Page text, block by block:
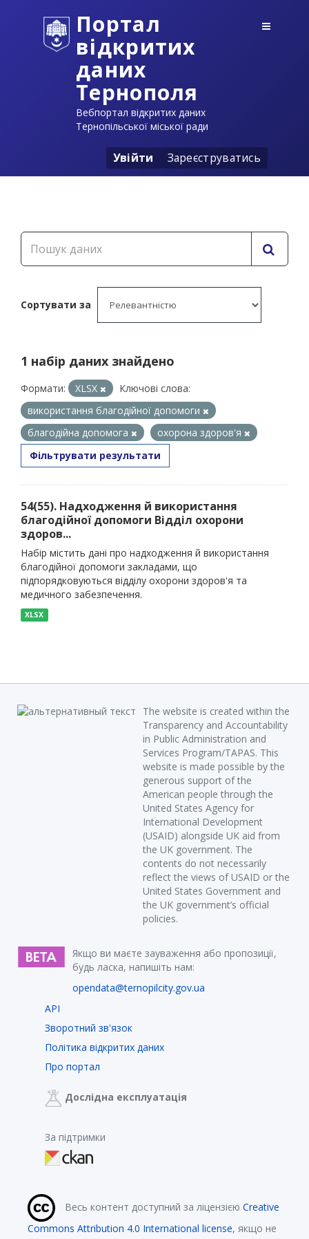
Портал
відкритих
даних
Тернополя
Вебпортал відкритих даних
Тернопільської міської ради
Увійти Зареєструватись
Сортувати за
1 набір даних знайдено
Формати: XLSX
Ключові слова:
використання благодійної допомоги
благодійна допомога
охорона здоров'я
Фільтрувати результати
54(55). Надходження й використання
благодійної допомоги Відділ охорони
здоров...
Набір містить дані про надходження й використання
благодійної допомоги закладами, що
підпорядковуються відділу охорони здоров'я та
медичного забезпечення.
XLSX
The website is created within the
Transparency and Accountability
in Public Administration and
Services Program/TAPAS. This
website is made possible by the
generous support of the
American people through the
United States Agency for
International Development
(USAID) alongside UK aid from
the UK government. The
contents do not necessarily
reflect the views of USAID or the
United States Government and
the UK government’s official
policies.
Якщо ви маєте зауваження або пропозиції,
будь ласка, напишіть нам:
opendata@ternopilcity.gov.ua
API
Зворотний зв'язок
Політика відкритих даних
Про портал
Дослідна експлуатація
За підтримки
Весь контент доступний за ліцензією Creative
Commons Attribution 4.0 International license, якщо не